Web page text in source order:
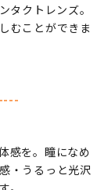
タクトレンズ。
むことができま
感を。瞳になめ
・うるっと光沢